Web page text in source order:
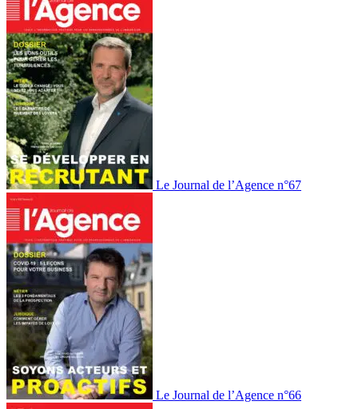
Le Journal de l’Agence n°67
Le Journal de l’Agence n°66